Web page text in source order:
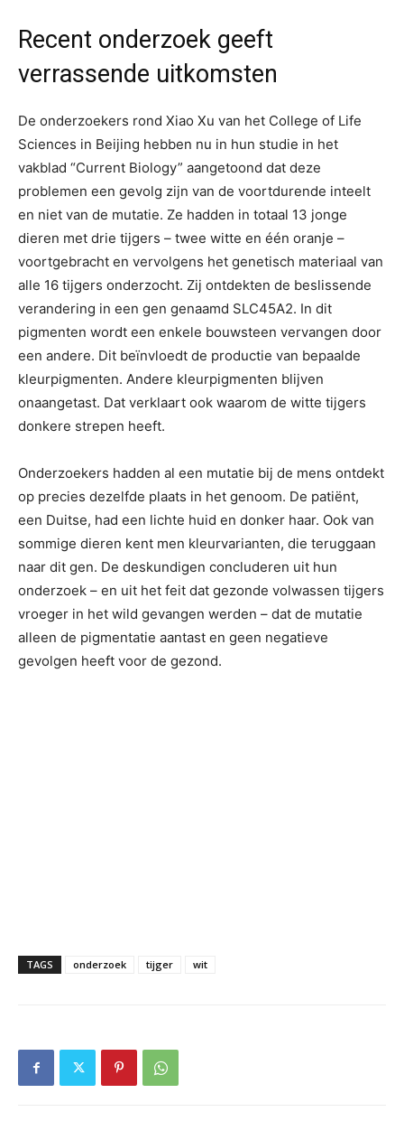
Recent onderzoek geeft
verrassende uitkomsten
De onderzoekers rond Xiao Xu van het College of Life
Sciences in Beijing hebben nu in hun studie in het
vakblad “Current Biology” aangetoond dat deze
problemen een gevolg zijn van de voortdurende inteelt
en niet van de mutatie. Ze hadden in totaal 13 jonge
dieren met drie tijgers – twee witte en één oranje –
voortgebracht en vervolgens het genetisch materiaal van
alle 16 tijgers onderzocht. Zij ontdekten de beslissende
verandering in een gen genaamd SLC45A2. In dit
pigmenten wordt een enkele bouwsteen vervangen door
een andere. Dit beïnvloedt de productie van bepaalde
kleurpigmenten. Andere kleurpigmenten blijven
onaangetast. Dat verklaart ook waarom de witte tijgers
donkere strepen heeft.
Onderzoekers hadden al een mutatie bij de mens ontdekt
op precies dezelfde plaats in het genoom. De patiënt,
een Duitse, had een lichte huid en donker haar. Ook van
sommige dieren kent men kleurvarianten, die teruggaan
naar dit gen. De deskundigen concluderen uit hun
onderzoek – en uit het feit dat gezonde volwassen tijgers
vroeger in het wild gevangen werden – dat de mutatie
alleen de pigmentatie aantast en geen negatieve
gevolgen heeft voor de gezond.
TAGS onderzoek tijger wit